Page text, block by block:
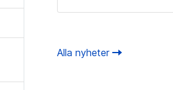
Alla nyheter